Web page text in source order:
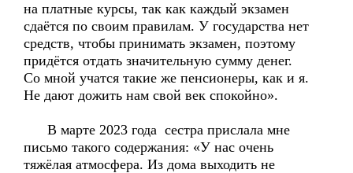
на платные курсы, так как каждый экзамен
сдаётся по своим правилам. У государства нет
средств, чтобы принимать экзамен, поэтому
придётся отдать значительную сумму денег.
Со мной учатся такие же пенсионеры, как и я.
Не дают дожить нам свой век спокойно».
В марте 2023 года сестра прислала мне
письмо такого содержания: «У нас очень
тяжёлая атмосфера. Из дома выходить не